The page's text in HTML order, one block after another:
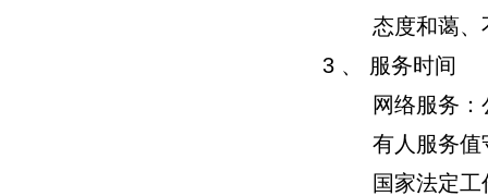
态度和蔼、
3 、 服务时间
网络服务：公
有人服务值
国家法定工作